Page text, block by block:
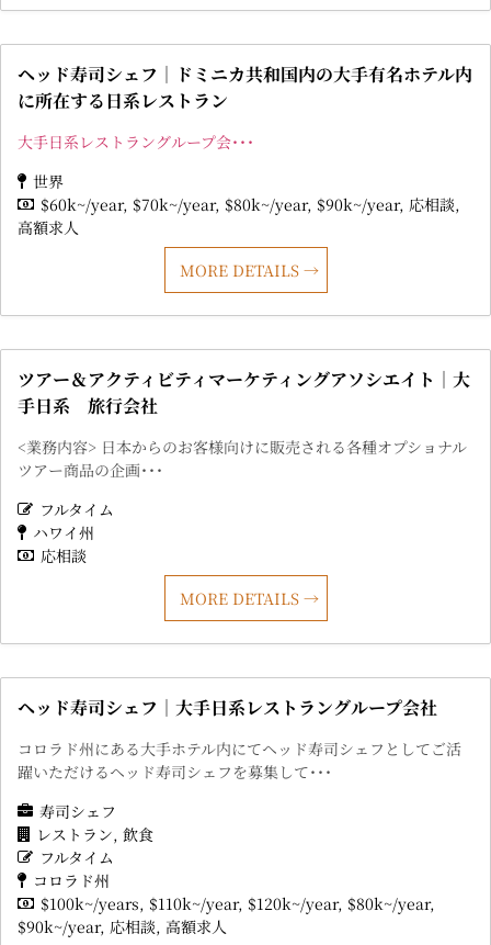
ヘッド寿司シェフ｜ドミニカ共和国内の大手有名ホテル内
に所在する日系レストラン
大手日系レストラングループ会･･･
世界
$60k~/year $70k~/year $80k~/year $90k~/year 応相談
高額求人
MORE DETAILS
ツアー＆アクティビティマーケティングアソシエイト｜大
手日系 旅行会社
<業務内容> 日本からのお客様向けに販売される各種オプショナル
ツアー商品の企画･･･
フルタイム
ハワイ州
応相談
MORE DETAILS
ヘッド寿司シェフ｜大手日系レストラングループ会社
コロラド州にある大手ホテル内にてヘッド寿司シェフとしてご活
躍いただけるヘッド寿司シェフを募集して･･･
寿司シェフ
レストラン 飲食
フルタイム
コロラド州
$100k~/years $110k~/year $120k~/year $80k~/year
$90k~/year 応相談 高額求人